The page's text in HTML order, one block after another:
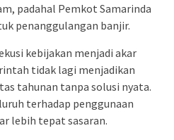
padahal Pemkot Samarinda
penanggulangan banjir.
kebijakan menjadi akar
tidak lagi menjadikan
tahunan tanpa solusi nyata.
terhadap penggunaan
lebih tepat sasaran.